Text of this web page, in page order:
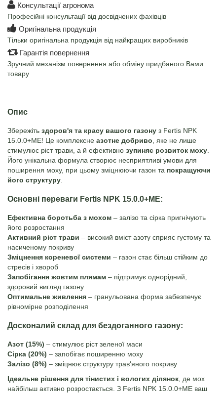
Консультації агронома
Професійні консультації від досвідчених фахівців
Оригінальна продукція
Тільки оригінальна продукція від найкращих виробників
Гарантія повернення
Зручний механізм повернення або обміну придбаного Вами
товару
Опис
Збережіть здоров'я та красу вашого газону з Fertis NPK
15.0.0+МЕ! Це комплексне азотне добриво, яке не лише
стимулює ріст трави, а й ефективно зупиняє розвиток моху.
Його унікальна формула створює несприятливі умови для
поширення моху, при цьому зміцнюючи газон та покращуючи
його структуру.
Основні переваги Fertis NPK 15.0.0+МЕ:
Ефективна боротьба з мохом – залізо та сірка пригнічують
його розростання
Активний ріст трави – високий вміст азоту сприяє густому та
насиченому покриву
Зміцнення кореневої системи – газон стає більш стійким до
стресів і хвороб
Запобігання жовтим плямам – підтримує однорідний,
здоровий вигляд газону
Оптимальне живлення – гранульована форма забезпечує
рівномірне розподілення
Досконалий склад для бездоганного газону:
Азот (15%) – стимулює ріст зеленої маси
Сірка (20%) – запобігає поширенню моху
Залізо (8%) – зміцнює структуру трав'яного покриву
Ідеальне рішення для тінистих і вологих ділянок , де мох
найбільш активно розростається. З Fertis NPK 15.0.0+МЕ ваш